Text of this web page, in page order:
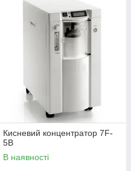
Кисневий концентратор 7F-
5B
В наявності